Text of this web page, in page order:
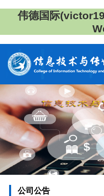
伟德国际
公司公告